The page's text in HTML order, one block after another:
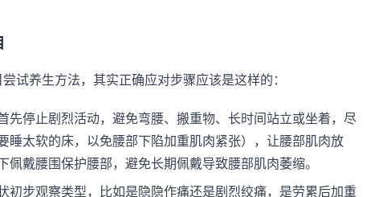
试养生方法，其实正确应对步骤应该是这样的：
先停止剧烈活动，避免弯腰、搬重物、长时间站立或坐着，尽
睡太软的床，以免腰部下陷加重肌肉紧张），让腰部肌肉放
戴腰围保护腰部，避免长期佩戴导致腰部肌肉萎缩。
初步观察类型，比如是隐隐作痛还是剧烈绞痛，是劳累后加重